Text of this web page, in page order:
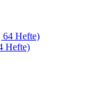
Hefte)